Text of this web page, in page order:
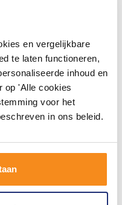
en vergelijkbare
te laten functioneren,
inhoud en
op 'Alle cookies
voor het
in ons beleid.
bouwen we een
je mee?